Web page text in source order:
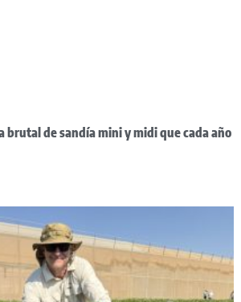
brutal de sandía mini y midi que cada año